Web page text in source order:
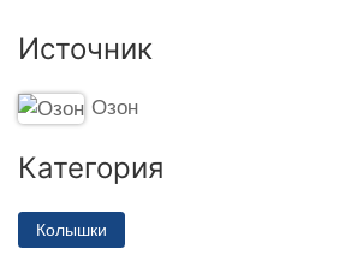
Источник
Озон
Категория
Колышки